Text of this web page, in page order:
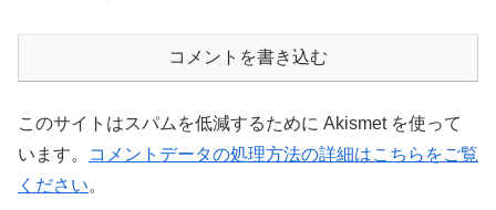
コメントを書き込む
このサイトはスパムを低減するために Akismet を使って
います。
コメントデータの処理方法の詳細はこちらをご覧
ください。